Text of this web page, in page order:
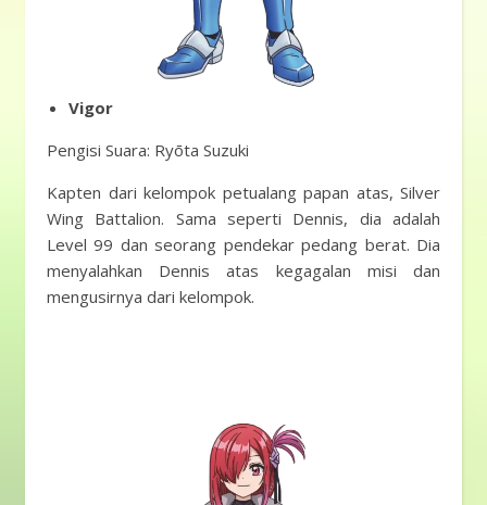
Vigor
Pengisi Suara: Ryōta Suzuki
Kapten dari kelompok petualang papan atas, Silver
Wing Battalion. Sama seperti Dennis, dia adalah
Level 99 dan seorang pendekar pedang berat. Dia
menyalahkan Dennis atas kegagalan misi dan
mengusirnya dari kelompok.